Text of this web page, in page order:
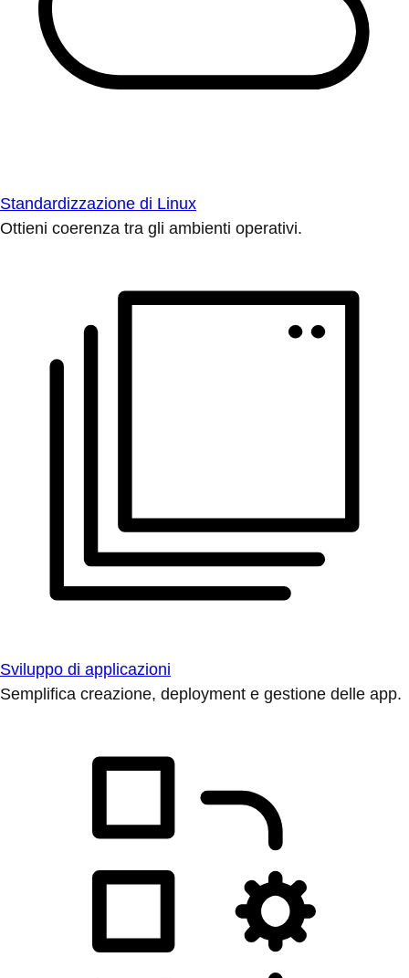
Standardizzazione di Linux
Ottieni coerenza tra gli ambienti operativi.
Sviluppo di applicazioni
Semplifica creazione, deployment e gestione delle app.